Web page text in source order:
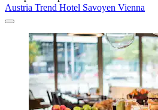
Austria Trend Hotel Savoyen Vienna